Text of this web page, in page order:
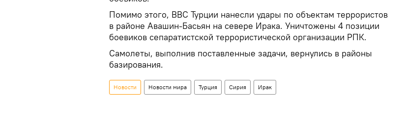
Помимо этого, ВВС Турции нанесли удары по объектам террористов
в районе Авашин-Басьян на севере Ирака. Уничтожены 4 позиции
боевиков сепаратистской террористической организации РПК.
Самолеты, выполнив поставленные задачи, вернулись в районы
базирования.
Новости Новости мира Турция Сирия Ирак